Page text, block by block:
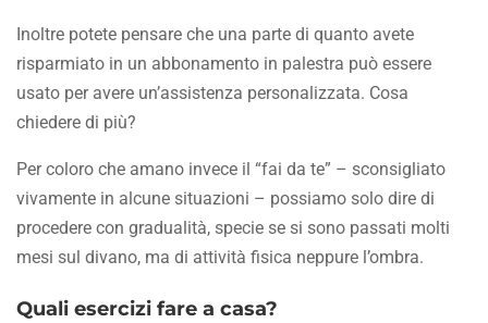
Inoltre potete pensare che una parte di quanto avete
risparmiato in un abbonamento in palestra può essere
usato per avere un’assistenza personalizzata. Cosa
chiedere di più?
Per coloro che amano invece il “fai da te” – sconsigliato
vivamente in alcune situazioni – possiamo solo dire di
procedere con gradualità, specie se si sono passati molti
mesi sul divano, ma di attività fisica neppure l’ombra.
Quali esercizi fare a casa?